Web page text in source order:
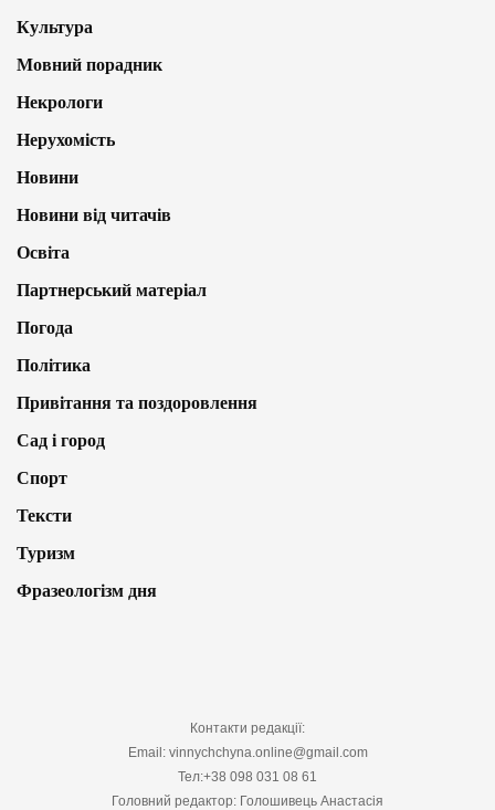
Культура
Мовний порадник
Некрологи
Нерухомість
Новини
Новини від читачів
Освіта
Партнерський матеріал
Погода
Політика
Привітання та поздоровлення
Сад і город
Спорт
Тексти
Туризм
Фразеологізм дня
Контакти редакції:
Email: vinnychchyna.online@gmail.com
Тел:+38 098 031 08 61
Головний редактор: Голошивець Анастасія